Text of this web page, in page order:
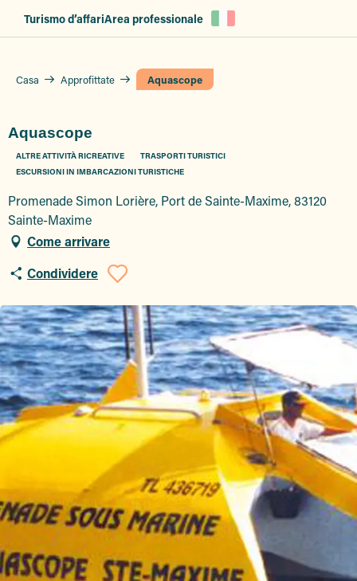
Turismo d’affariArea professionale
Casa Approfittate Aquascope
Aquascope
ALTRE ATTIVITÀ RICREATIVE
TRASPORTI TURISTICI
ESCURSIONI IN IMBARCAZIONI TURISTICHE
Promenade Simon Lorière, Port de Sainte-Maxime, 83120
Sainte-Maxime
Come arrivare
Condividere
Ajouter aux